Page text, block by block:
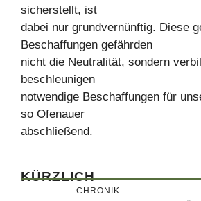
sicherstellt, ist
dabei nur grundvernünftig. Diese
Beschaffungen gefährden
nicht die Neutralität, sondern
beschleunigen
notwendige Beschaffungen für
so Ofenauer
abschließend.
KÜRZLICH
CHRONIK